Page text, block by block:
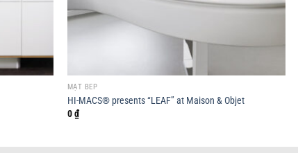
MẶT BẾP
HI-MACS® presents “LEAF” at Maison & Objet
0₫